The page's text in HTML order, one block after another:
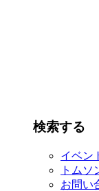
検索する
イベン
トムソ
お問い